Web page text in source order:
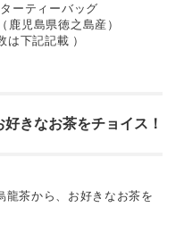
ーティーバッグ
鹿児島県徳之島産）
は下記記載 ）
きなお茶をチョイス！
龍茶から、お好きなお茶を